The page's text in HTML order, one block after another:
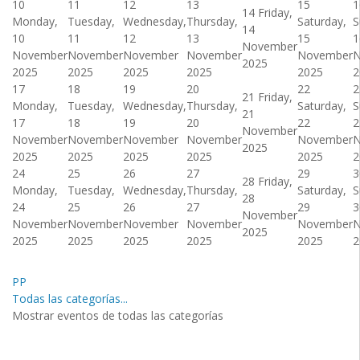
10
Monday,
10
November
2025
11
Tuesday,
11
November
2025
12
Wednesday,
12
November
2025
13
Thursday,
13
November
2025
14 Friday,
14
November
2025
15
Saturday,
15
November
2025
17
Monday,
17
November
2025
18
Tuesday,
18
November
2025
19
Wednesday,
19
November
2025
20
Thursday,
20
November
2025
21 Friday,
21
November
2025
22
Saturday,
22
November
2025
24
Monday,
24
November
2025
25
Tuesday,
25
November
2025
26
Wednesday,
26
November
2025
27
Thursday,
27
November
2025
28 Friday,
28
November
2025
29
Saturday,
29
November
2025
PP
Todas las categorías...
Mostrar eventos de todas las categorías